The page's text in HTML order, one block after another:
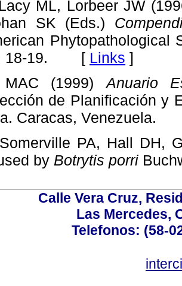
ML, Lorbeer JW
SK (Eds.)
Phytopathological
18-19. [ Links ]
(1999)Anuario
de Planificación y
Caracas,
PA, Hall DH,
by Botrytis porri
Calle Vera Cruz,
Las Mercedes,
Telefonos: (58-